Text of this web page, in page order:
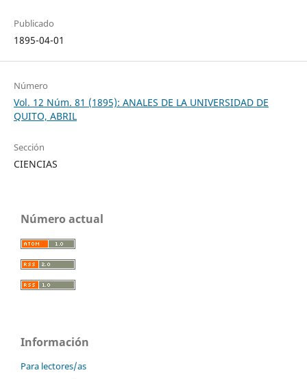
Publicado
1895-04-01
Número
Vol. 12 Núm. 81 (1895): ANALES DE LA UNIVERSIDAD DE
QUITO, ABRIL
Sección
CIENCIAS
Número actual
Información
Para lectores/as